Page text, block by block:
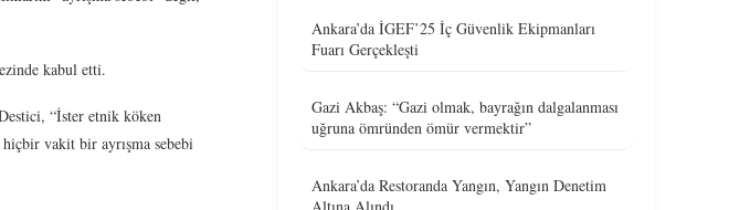
kabul etti.
“İster etnik köken
hiçbir vakit bir ayrışma sebebi
Ankara’da İGEF’25 İç Güvenlik Ekipmanları
Fuarı Gerçekleşti
Gazi Akbaş: “Gazi olmak, bayrağın dalgalanması
uğruna ömründen ömür vermektir”
Ankara’da Restoranda Yangın, Yangın Denetim